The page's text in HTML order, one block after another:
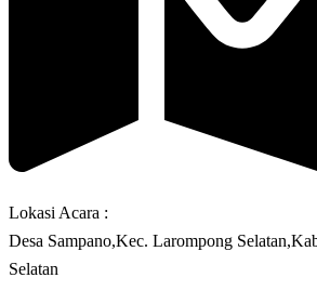
Lokasi Acara :
Desa Sampano,Kec. Larompong
Selatan